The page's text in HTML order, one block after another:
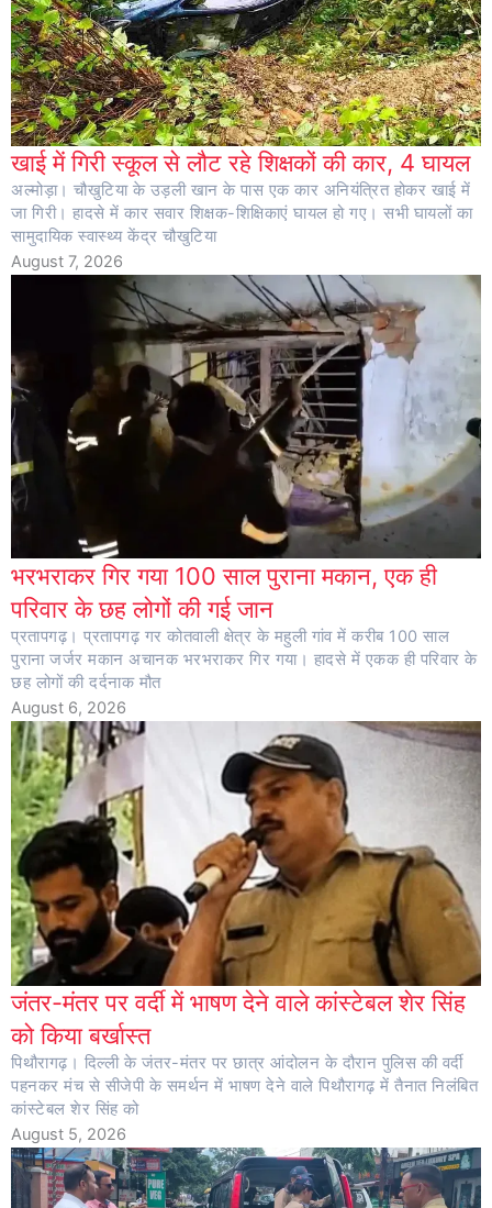
खाई में गिरी स्कूल से लौट रहे शिक्षकों की कार, 4 घायल
अल्मोड़ा। चौखुटिया के उड़ली खान के पास एक कार अनियंत्रित होकर खाई में
जा गिरी। हादसे में कार सवार शिक्षक-शिक्षिकाएं घायल हो गए। सभी घायलों का
सामुदायिक स्वास्थ्य केंद्र चौखुटिया
August 7, 2026
भरभराकर गिर गया 100 साल पुराना मकान, एक ही
परिवार के छह लोगों की गई जान
प्रतापगढ़। प्रतापगढ़ गर कोतवाली क्षेत्र के महुली गांव में करीब 100 साल
पुराना जर्जर मकान अचानक भरभराकर गिर गया। हादसे में एकक ही परिवार के
छह लोगों की दर्दनाक मौत
August 6, 2026
जंतर-मंतर पर वर्दी में भाषण देने वाले कांस्टेबल शेर सिंह
को किया बर्खास्त
पिथौरागढ़। दिल्ली के जंतर-मंतर पर छात्र आंदोलन के दौरान पुलिस की वर्दी
पहनकर मंच से सीजेपी के समर्थन में भाषण देने वाले पिथौरागढ़ में तैनात निलंबित
कांस्टेबल शेर सिंह को
August 5, 2026